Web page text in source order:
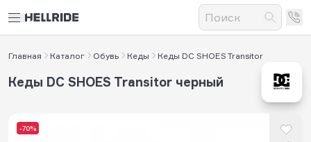
Главная Каталог Обувь Кеды Кеды DC SHOES Transitor
-70%
Кеды DC SHOES Transitor черный